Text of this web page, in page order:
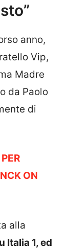
anno,
Vip,
Madre
da Paolo
di
ON
alla
Italia 1, ed